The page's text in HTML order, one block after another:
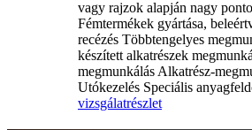
vagy rajzok alapján nagy
Fémtermékek gyártása,
recézés Többtengelyes
készített alkatrészek
megmunkálás Alkatrész-
Utókezelés Speciális
vizsgálatrészlet